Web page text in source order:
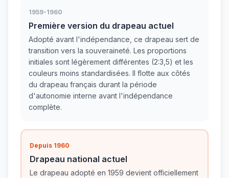
1959-1960
Première version du drapeau actuel
Adopté avant l'indépendance, ce drapeau sert de
transition vers la souveraineté. Les proportions
initiales sont légèrement différentes (2:3,5) et les
couleurs moins standardisées. Il flotte aux côtés
du drapeau français durant la période
d'autonomie interne avant l'indépendance
complète.
Depuis 1960
Drapeau national actuel
Le drapeau adopté en 1959 devient officiellement